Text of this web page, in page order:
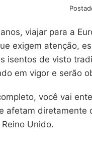
viajar para a
exigem atenção,
isentos de visto
em vigor e serão
você vai
afetam diretamente
Unido.